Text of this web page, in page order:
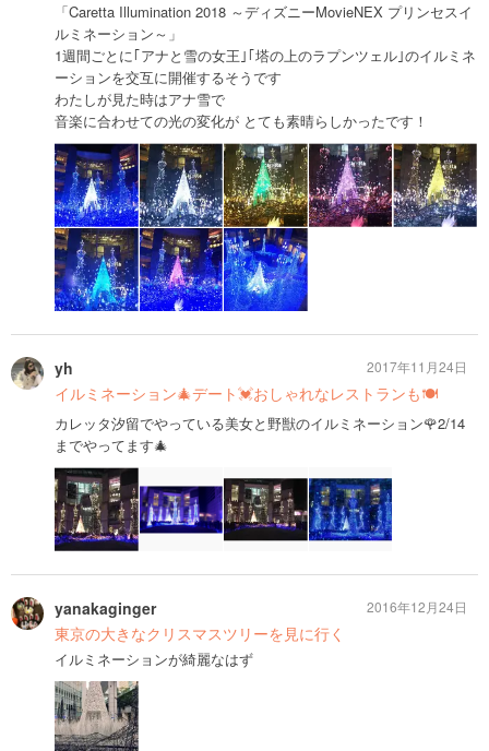
「Caretta Illumination 2018 ～ディズニーMovieNEX プリンセスイ
ルミネーション～」
1週間ごとに｢アナと雪の女王｣｢塔の上のラプンツェル｣のイルミネ
ーションを交互に開催するそうです
わたしが見た時はアナ雪で
音楽に合わせての光の変化が とても素晴らしかったです！
yh
イルミネーション🎄デート💓おしゃれなレストランも🍽
カレッタ汐留でやっている美女と野獣のイルミネーション🌹2/14
までやってます🎄
2017年11月24日
yanakaginger
東京の大きなクリスマスツリーを見に行く
イルミネーションが綺麗なはず
2016年12月24日